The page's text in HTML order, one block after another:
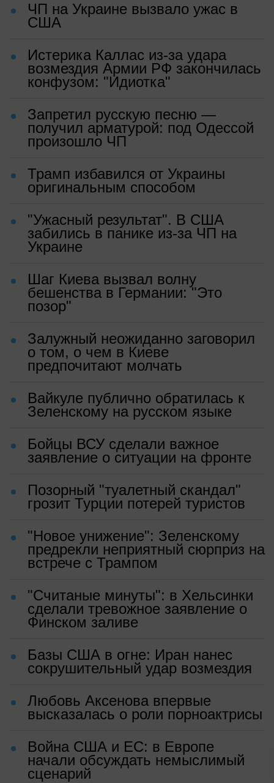
ЧП на Украине вызвало ужас в
США
Истерика Каллас из-за удара
возмездия Армии РФ закончилась
конфузом: "Идиотка"
Запретил русскую песню —
получил арматурой: под Одессой
произошло ЧП
Трамп избавился от Украины
оригинальным способом
"Ужасный результат". В США
забились в панике из-за ЧП на
Украине
Шаг Киева вызвал волну
бешенства в Германии: "Это
позор"
Залужный неожиданно заговорил
о том, о чем в Киеве
предпочитают молчать
Вайкуле публично обратилась к
Зеленскому на русском языке
Бойцы ВСУ сделали важное
заявление о ситуации на фронте
Позорный "туалетный скандал"
грозит Турции потерей туристов
"Новое унижение": Зеленскому
предрекли неприятный сюрприз на
встрече с Трампом
"Считаные минуты": в Хельсинки
сделали тревожное заявление о
Финском заливе
Базы США в огне: Иран нанес
сокрушительный удар возмездия
Любовь Аксенова впервые
высказалась о роли порноактрисы
Война США и ЕС: в Европе
начали обсуждать немыслимый
сценарий